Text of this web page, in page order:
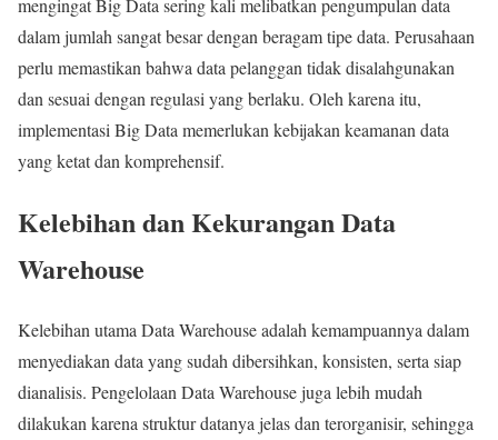
mengingat Big Data sering kali melibatkan pengumpulan data
dalam jumlah sangat besar dengan beragam tipe data. Perusahaan
perlu memastikan bahwa data pelanggan tidak disalahgunakan
dan sesuai dengan regulasi yang berlaku. Oleh karena itu,
implementasi Big Data memerlukan kebijakan keamanan data
yang ketat dan komprehensif.
Kelebihan dan Kekurangan Data
Warehouse
Kelebihan utama Data Warehouse adalah kemampuannya dalam
menyediakan data yang sudah dibersihkan, konsisten, serta siap
dianalisis. Pengelolaan Data Warehouse juga lebih mudah
dilakukan karena struktur datanya jelas dan terorganisir, sehingga